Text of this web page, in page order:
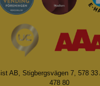
AB, Stigbergsvägen 7, 578
478 80